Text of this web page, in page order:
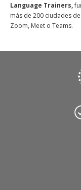
Language Trainers,
más de 200 ciudades
Zoom, Meet o Teams.